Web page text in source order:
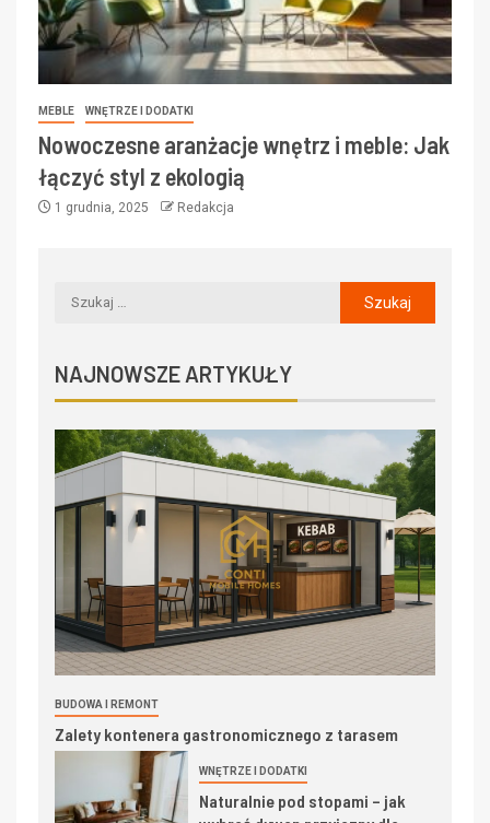
MEBLE WNĘTRZE I DODATKI
Nowoczesne aranżacje wnętrz i meble: Jak
łączyć styl z ekologią
1 grudnia, 2025 Redakcja
NAJNOWSZE ARTYKUŁY
BUDOWA I REMONT
Zalety kontenera gastronomicznego z tarasem
WNĘTRZE I DODATKI
Naturalnie pod stopami – jak